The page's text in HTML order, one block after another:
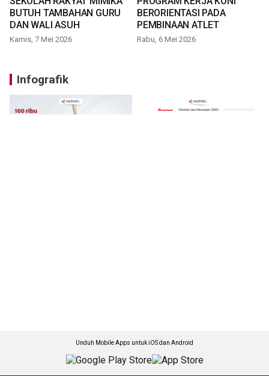
BUTUH TAMBAHAN GURU
DAN WALI ASUH
Kamis, 7 Mei 2026
BERORIENTASI PADA
PEMBINAAN ATLET
Rabu, 6 Mei 2026
Infografik
Unduh Mobile Apps untuk iOS dan Android